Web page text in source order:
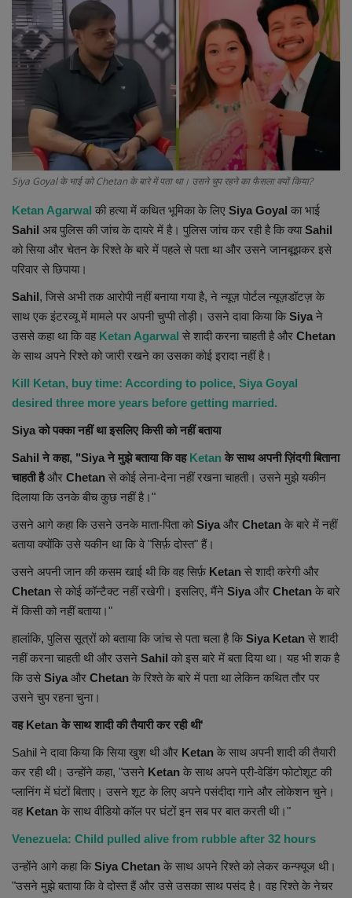
Terms & Conditions
Sports
Gadgets
Game
IT
Science & Technology
Entertainment
Hindi Sahitya
Life Style
Gallery
Siya Goyal के भाई को Chetan के बारे में पता था। उसने चुप रहने का फैसला क्यों किया?
Ketan Agarwal की हत्या में कथित भूमिका के लिए Siya Goyal का भाई
Sahil अब पुलिस की जांच के दायरे में है। पुलिस जांच कर रही है कि क्याSahil
को सिया और चेतन के रिश्ते के बारे में पहले से पता था और उसने जानबूझकर इसे
परिवार से छिपाया।
Sahil, जिसे अभी तक आरोपी नहीं बनाया गया है, ने न्यूज़ पोर्टल न्यूज़डॉटज़ के
साथ एक इंटरव्यू में मामले पर अपनी चुप्पी तोड़ी। उसने दावा किया किSiya ने
उससे कहा था कि वह Ketan Agarwal से शादी करना चाहती है और Chetan
के साथ अपने रिश्ते को जारी रखने का उसका कोई इरादा नहीं है।
Kill Ketan, buy time: According to police, Siya Goyal
desired three more years before getting married.
Siya को पक्का नहीं था इसलिए किसी को नहीं बताया
Sahil ने कहा, "Siya ने मुझे बताया कि वह Ketan के साथ अपनी ज़िंदगी बिताना
चाहती हैऔर Chetan से कोई लेना-देना नहीं रखना चाहती। उसने मुझे यकीन
दिलाया कि उनके बीच कुछ नहीं है।"
उसने आगे कहा कि उसने उनके माता-पिता कोSiya और Chetan के बारे में नहीं
बताया क्योंकि उसे यकीन था कि वे "सिर्फ़ दोस्त" हैं।
उसने अपनी जान की कसम खाई थी कि वह सिर्फ़ Ketan से शादी करेगी और
Chetan से कोई कॉन्टैक्ट नहीं रखेगी। इसलिए, मैंने Siya और Chetan के बारे
में किसी को नहीं बताया।"
हालांकि, पुलिस सूत्रों को बताया कि जांच से पता चला है किSiya Ketan से शादी
नहीं करना चाहती थी और उसने Sahil को इस बारे में बता दिया था। यह भी शक है
कि उसे Siya और Chetan के रिश्ते के बारे में पता था लेकिन कथित तौर पर
उसने चुप रहना चुना।
वह Ketan के साथ शादी की तैयारी कर रही थी'
Sahil ने दावा किया कि सिया खुश थी और Ketan के साथ अपनी शादी की तैयारी
कर रही थी। उन्होंने कहा, "उसने Ketan के साथ अपने प्री-वेडिंग फोटोशूट की
प्लानिंग में घंटों बिताए। उसने शूट के लिए अपने पसंदीदा गाने और लोकेशन चुने।
वह Ketan के साथ वीडियो कॉल पर घंटों इन सब पर बात करती थी।"
Venezuela: Child pulled alive from rubble after 32 hours
उन्होंने आगे कहा किSiya Chetan के साथ अपने रिश्ते को लेकर कन्फ्यूज थी।
"उसने मुझे बताया कि वे दोस्त हैं और उसे उसका साथ पसंद है। वह रिश्ते के नेचर